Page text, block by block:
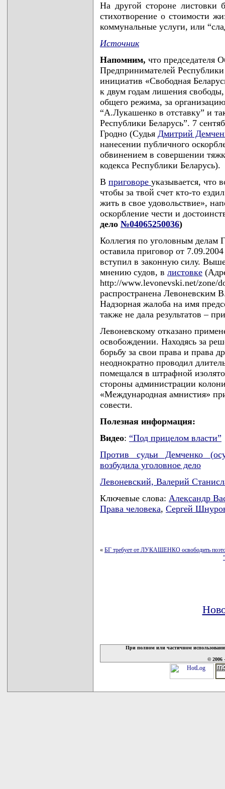
На другой стороне листовки
стихотворение о стоимости
коммунальные услуги, или
Источник
Напомним, что председателя
Предпринимателей
инициатив «Свободная
к двум годам лишения
общего режима, за
“А.Лукашенко в отставку” и
Республики Беларусь”. 7
Гродно (Судья Дмитрий
нанесении публичного
обвинением в совершении
кодекса Республики Беларусь).
В приговоре указывается, что
чтобы за твой счет кто-то
жить в свое удовольствие»,
оскорбление чести и
дело №04065250036)
Коллегия по уголовным делам
оставила приговор от
вступил в законную силу.
мнению судов, в листовке
http://www.levonevski.net/zone/
распространена Левоневским
Надзорная жалоба на имя
также не дала результатов –
Левоневскому отказано
освобождении. Находясь за
борьбу за свои права и права
неоднократно проводил
помещался в штрафной
стороны администрации
«Международная амнистия»
совести.
Полезная информация:
Видео: “Под прицелом власти”
Против судьи Демченко
возбудила уголовное дело
Левоневский, Валерий
Ключевые слова: Александр
Права человека, Сергей
« БГ требует от ЛУКАШЕНКО освободить
При полном или частичном
© 2006